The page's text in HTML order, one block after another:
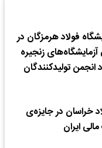
فولاد هرمزگان در
زنجیره
تولیدکنندگان
خراسان در جایزه‌ی
ایران